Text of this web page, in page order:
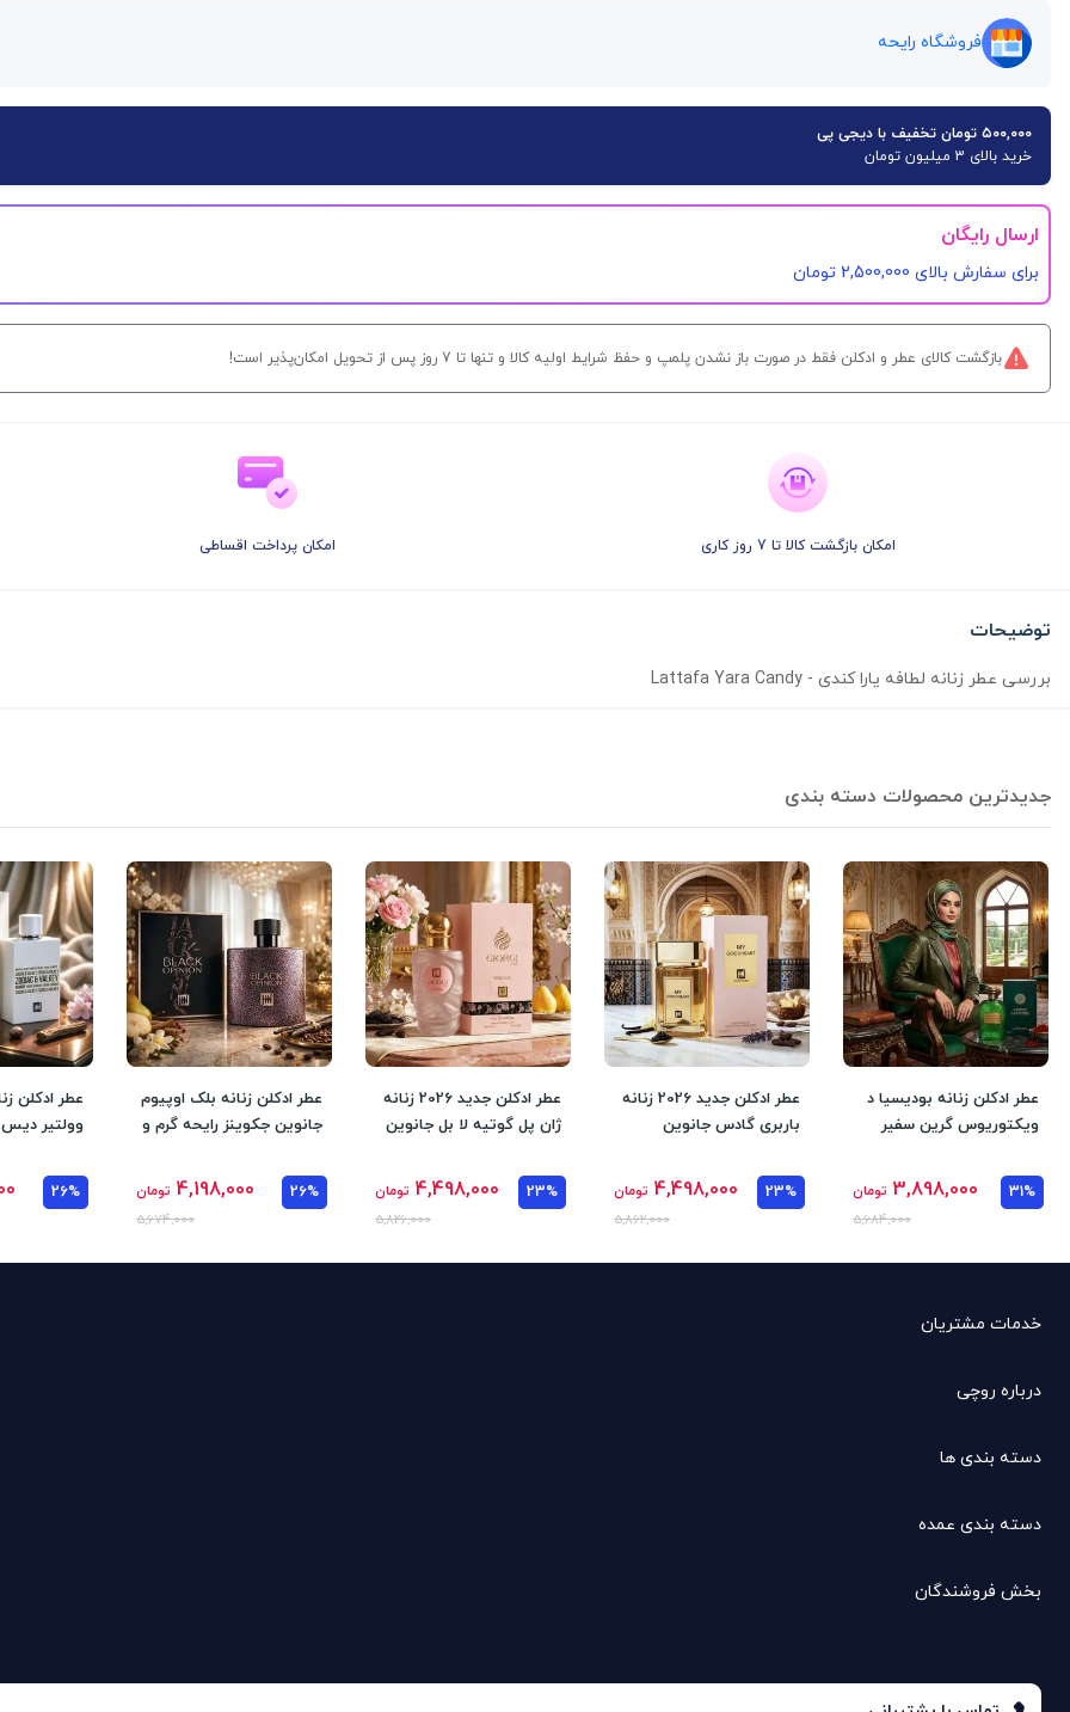
فروشگاه رایحه
۵۰۰,۰۰۰ تومان تخفیف با دیجی پی
خرید بالای 3 میلیون تومان
ارسال رایگان
برای سفارش‌ بالای 2,500,000 تومان
بازگشت کالای عطر و ادکلن فقط در صورت باز نشدن پلمپ و حفظ شرایط اولیه کالا و تنها تا 7 روز پس از تحویل امکان‌پذیر است!
امکان بازگشت کالا تا 7 روز کاری امکان پرداخت اقساطی
توضیحات
بررسی عطر زنانه لطافه یارا کندی - Lattafa Yara Candy
جدیدترین محصولات دسته بندی
عطر ادکلن زنانه بودیسیا د
ویکتوریوس گرین سفیر
31%
3,898,000 تومان
5,684,000
عطر ادکلن جدید 2026 زنانه
باربری گادس جانوین
23%
4,498,000 تومان
5,862,000
عطر ادکلن جدید 2026 زنانه
ژان پل گوتیه لا بل جانوین
23%
4,498,000 تومان
5,826,000
عطر ادکلن زنانه بلک اوپیوم
جانوین جکوینز رایحه گرم و
26%
4,198,000 تومان
5,674,000
عطر ادکلن
وولتیر دیس
26%
خدمات مشتریان
درباره روچی
دسته بندی ها
دسته بندی عمده
بخش فروشندگان